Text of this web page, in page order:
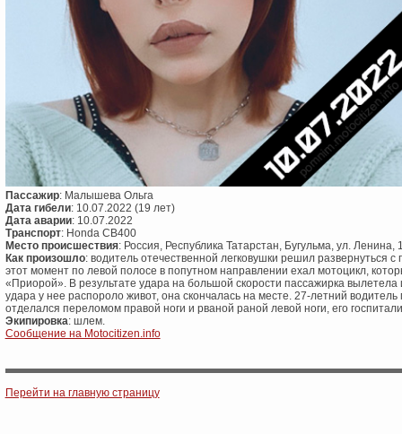
Пассажир: Малышева Ольга
Дата гибели: 10.07.2022 (19 лет)
Дата аварии: 10.07.2022
Транспорт: Honda CB400
Место происшествия: Россия, Республика Татарстан, Бугульма, ул. Ленина,
Как произошло: водитель отечественной легковушки решил развернуться
этот момент по левой полосе в попутном направлении ехал мотоцикл,
«Приорой». В результате удара на большой скорости пассажирка вылетела
удара у нее распороло живот, она скончалась на месте. 27-летний водитель
отделался переломом правой ноги и рваной раной левой ноги, его
Экипировка: шлем.
Сообщение на Motocitizen.info
Post navigation
Перейти на главную страницу